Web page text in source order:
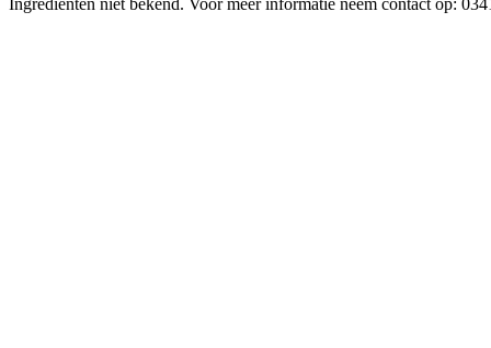
Ingrediënten niet bekend. Voor meer informatie neem contact op: